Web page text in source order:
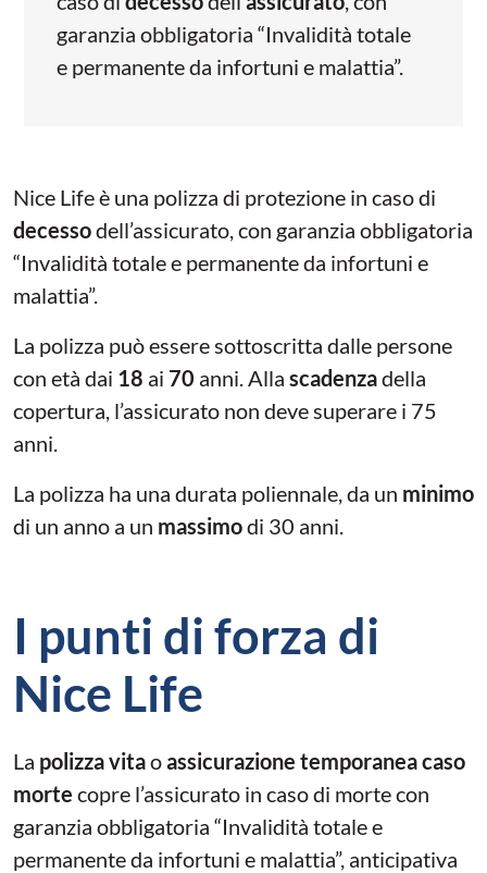
garanzia obbligatoria “Invalidità totale
e permanente da infortuni e malattia”.
Nice Life è una polizza di protezione in caso di
decessodell’assicurato, con garanzia obbligatoria
“Invalidità totale e permanente da infortuni e
malattia”.
La polizza può essere sottoscritta dalle persone
con età dai 18 ai 70 anni. Alla scadenzadella
copertura, l’assicurato non deve superare i 75
anni.
La polizza ha una durata poliennale, da un minimo
di un anno a un massimodi 30 anni.
I punti di forza di
Nice Life
La polizza vitaoassicurazione temporanea caso
morte copre l’assicurato in caso di morte con
garanzia obbligatoria “Invalidità totale e
permanente da infortuni e malattia”, anticipativa